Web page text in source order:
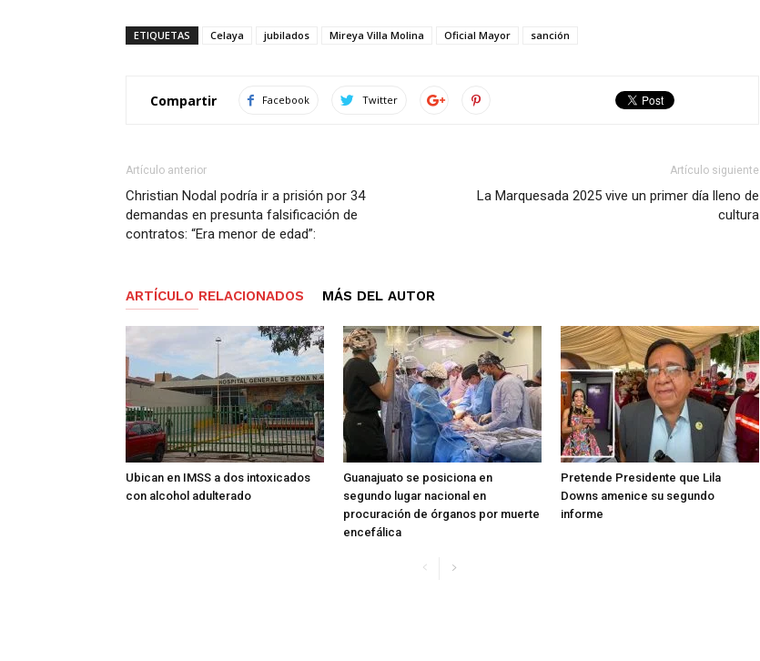
ETIQUETAS Celaya jubilados Mireya Villa Molina Oficial Mayor sanción
Compartir Facebook Twitter
Artículo anterior
Christian Nodal podría ir a prisión por 34
demandas en presunta falsificación de
contratos: “Era menor de edad”:
Artículo siguiente
La Marquesada 2025 vive un primer día lleno de
cultura
ARTÍCULO RELACIONADOS MÁS DEL AUTOR
Ubican en IMSS a dos intoxicados
con alcohol adulterado
Guanajuato se posiciona en
segundo lugar nacional en
procuración de órganos por muerte
encefálica
Pretende Presidente que Lila
Downs amenice su segundo
informe